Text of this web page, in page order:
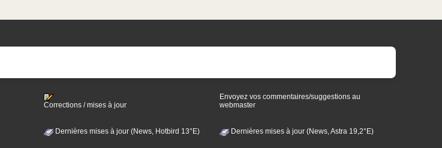
Corrections / mises à jour
Envoyez vos commentaires/suggestions au
webmaster
Dernières mises à jour (News, Hotbird 13°E) Dernières mises à jour (News, Astra 19,2°E)